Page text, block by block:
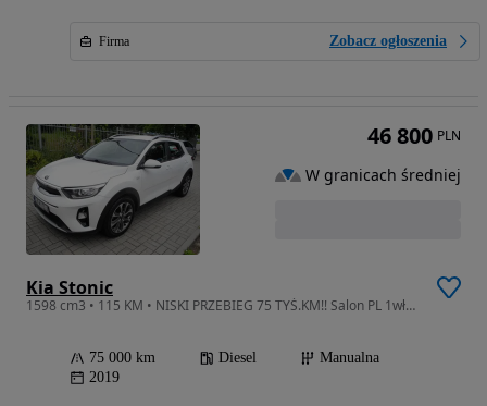
Firma Zobacz ogłoszenia
Kia Stonic
1598 cm3 • 115 KM • NISKI PRZEBIEG 75 TYŚ.KM!! Salon PL 1właści Bezwypad Nawigacja Kamera
75 000 km Diesel
Manualna
2019
46 800 PLN
W granicach średniej